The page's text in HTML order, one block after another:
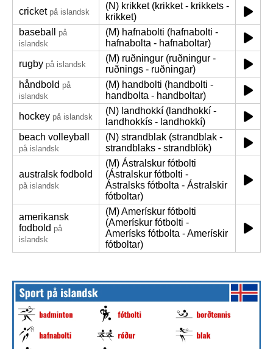
cricket på islandsk
(N) krikket (krikket - krikkets -
krikket)
baseball
på
islandsk
(M) hafnabolti (hafnabolti -
hafnabolta - hafnaboltar)
rugby på islandsk
(M) ruðningur (ruðningur -
ruðnings - ruðningar)
håndbold på
islandsk
(M) handbolti (handbolti -
handbolta - handboltar)
hockey på islandsk
(N) landhokkí (landhokkí -
landhokkís - landhokkí)
beach volleyball
på islandsk
(N) strandblak (strandblak -
strandblaks - strandblök)
australsk fodbold
på islandsk
(M) Ástralskur fótbolti
(Ástralskur fótbolti -
Ástralsks fótbolta - Ástralskir
fótboltar)
amerikansk
fodbold på
islandsk
(M) Amerískur fótbolti
(Amerískur fótbolti -
Amerísks fótbolta - Amerískir
fótboltar)